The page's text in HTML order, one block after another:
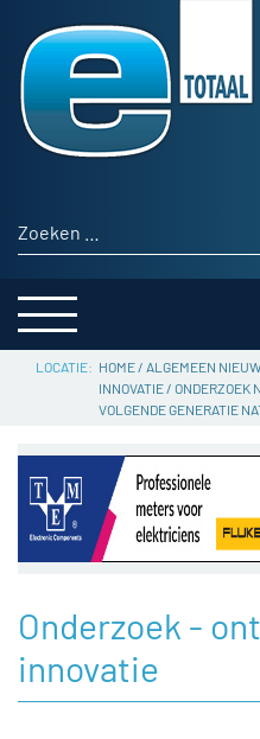
Zoeken naar:
HOME
PRODUCTNIEUWS
ACHTERGROND
THEMA’S
SERVICE
HOME/ ALGEMEEN
INNOVATIE/ ONDERZOEK
VOLGENDE GENERATIE
Onderzoek -
innovatie